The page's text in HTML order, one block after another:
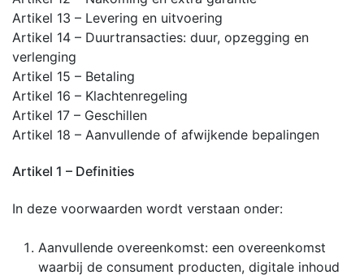
Artikel 13 – Levering en uitvoering
Artikel 14 – Duurtransacties: duur, opzegging en
verlenging
Artikel 15 – Betaling
Artikel 16 – Klachtenregeling
Artikel 17 – Geschillen
Artikel 18 – Aanvullende of afwijkende bepalingen
Artikel 1 – Definities
In deze voorwaarden wordt verstaan onder:
Aanvullende overeenkomst: een overeenkomst
waarbij de consument producten, digitale inhoud